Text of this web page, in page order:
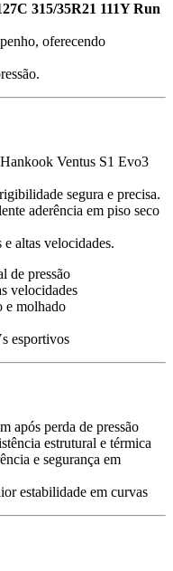
315/35R21 111Y Run
oferecendo
Ventus S1 Evo3
segura e precisa.
aderência em piso seco
altas velocidades.
de pressão
velocidades
e molhado
esportivos
após perda de pressão
estrutural e térmica
e segurança em
estabilidade em curvas